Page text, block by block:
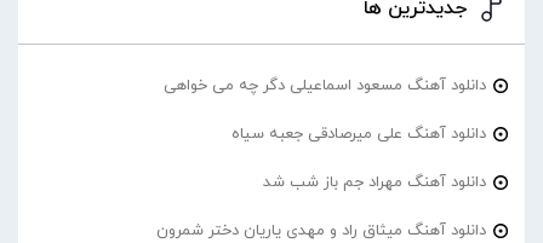
جدیدترین ها
دانلود آهنگ مسعود اسماعیلی دگر چه می خواهی
دانلود آهنگ علی میرصادقی جعبه سیاه
دانلود آهنگ مهراد جم باز شب شد
دانلود آهنگ میثاق راد و مهدی یاریان دختر شمرون